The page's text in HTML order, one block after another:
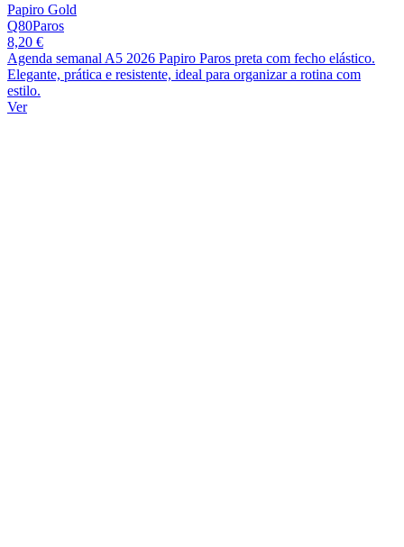
Papiro Gold
Q80Paros
8,20 €
Agenda semanal A5 2026 Papiro Paros preta com fecho elástico.
Elegante, prática e resistente, ideal para organizar a rotina com
estilo.
Ver